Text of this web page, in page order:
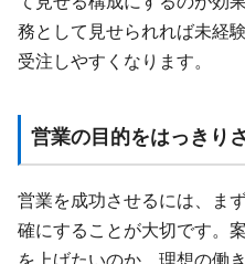
務として見せられれば未経
受注しやすくなります。
営業の目的をはっきり
営業を成功させるには、ま
確にすることが大切です。
を上げたいのか、理想の働